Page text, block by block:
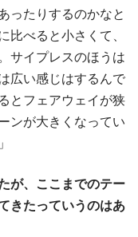
ったりするのかなと
比べると小さくて、
サイプレスのほうは
広い感じはするんで
とフェアウェイが狭
ンが大きくなってい
が、ここまでのテー
きたっていうのはあ